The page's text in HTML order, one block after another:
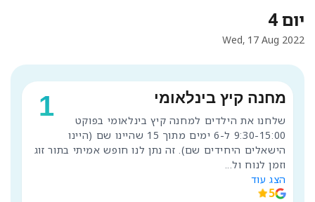
יום 4
Wed, 17 Aug 2022
1 מחנה קיץ בינלאומי
9:30-15:00 ל-6 ימים מתוך 15 שהיינו שם (היינו
וזמן לנוח ול...
הצג עוד
5